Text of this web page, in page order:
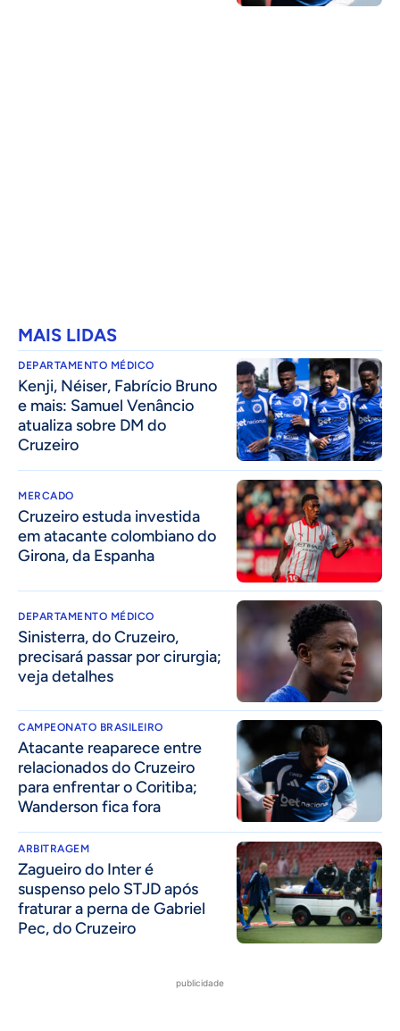
MAIS LIDAS
DEPARTAMENTO MÉDICO
Kenji, Néiser, Fabrício Bruno
e mais: Samuel Venâncio
atualiza sobre DM do
Cruzeiro
MERCADO
Cruzeiro estuda investida
em atacante colombiano do
Girona, da Espanha
DEPARTAMENTO MÉDICO
Sinisterra, do Cruzeiro,
precisará passar por cirurgia;
veja detalhes
CAMPEONATO BRASILEIRO
Atacante reaparece entre
relacionados do Cruzeiro
para enfrentar o Coritiba;
Wanderson fica fora
ARBITRAGEM
Zagueiro do Inter é
suspenso pelo STJD após
fraturar a perna de Gabriel
Pec, do Cruzeiro
publicidade